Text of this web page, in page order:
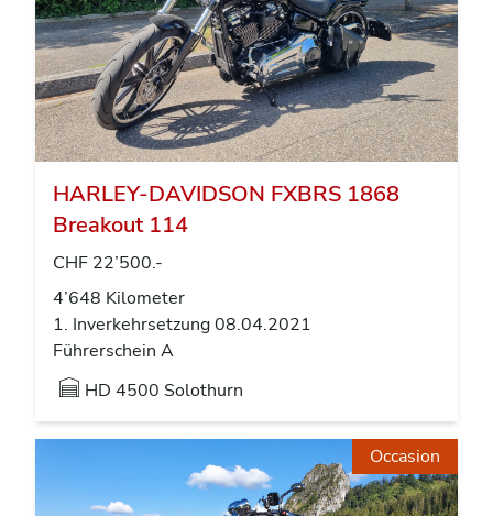
HARLEY-DAVIDSON FXBRS 1868
Breakout 114
CHF 22’500.-
4’648 Kilometer
1. Inverkehrsetzung 08.04.2021
Führerschein A
HD4500 Solothurn
Occasion